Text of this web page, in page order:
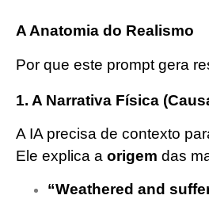
A Anatomia do Realismo
Por que este prompt gera
1. A Narrativa Física
A IA precisa de contexto
Ele explica a origem das
“Weathered and